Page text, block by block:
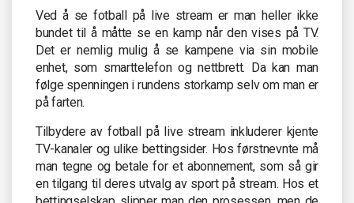
Ved å se fotball på live stream er man heller ikke
bundet til å måtte se en kamp når den vises på TV.
Det er nemlig mulig å se kampene via sin mobile
enhet, som smarttelefon og nettbrett. Da kan man
følge spenningen i rundens storkamp selv om man er
på farten.
Tilbydere av fotball på live stream inkluderer kjente
TV-kanaler og ulike bettingsider. Hos førstnevnte må
man tegne og betale for et abonnement, som så gir
en tilgang til deres utvalg av sport på stream. Hos et